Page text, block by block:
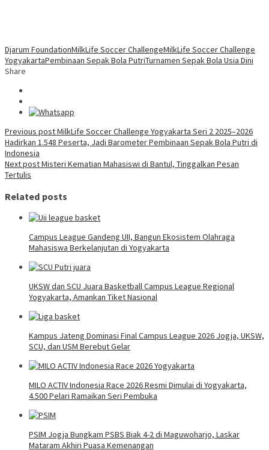
Djarum FoundationMilkLife Soccer ChallengeMilkLife Soccer Challenge
YogyakartaPembinaan Sepak Bola PutriTurnamen Sepak Bola Usia Dini
Share
Post
navigation
Previous postMilkLife Soccer Challenge Yogyakarta Seri 2 2025–2026
Hadirkan 1.548 Peserta, Jadi Barometer Pembinaan Sepak Bola Putri di
Indonesia
Next postMisteri Kematian Mahasiswi di Bantul, Tinggalkan Pesan
Tertulis
Related posts
Campus League Gandeng UII, Bangun Ekosistem Olahraga
Mahasiswa Berkelanjutan di Yogyakarta
UKSW dan SCU Juara Basketball Campus League Regional
Yogyakarta, Amankan Tiket Nasional
Kampus Jateng Dominasi Final Campus League 2026 Jogja, UKSW,
SCU, dan USM Berebut Gelar
MILO ACTIV Indonesia Race 2026 Resmi Dimulai di Yogyakarta,
4.500 Pelari Ramaikan Seri Pembuka
PSIM Jogja Bungkam PSBS Biak 4-2 di Maguwoharjo, Laskar
Mataram Akhiri Puasa Kemenangan